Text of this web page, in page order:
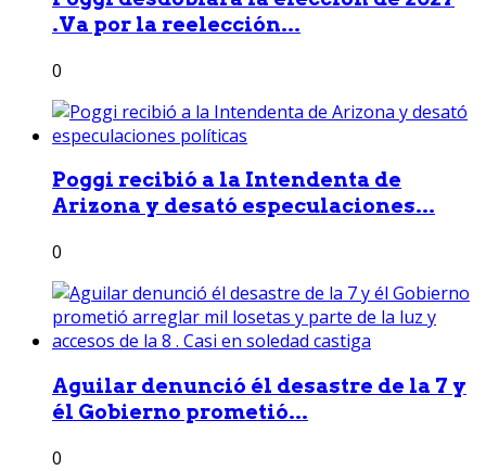
.Va por la reelección...
0
Poggi recibió a la Intendenta de
Arizona y desató especulaciones...
0
Aguilar denunció él desastre de la 7 y
él Gobierno prometió...
0